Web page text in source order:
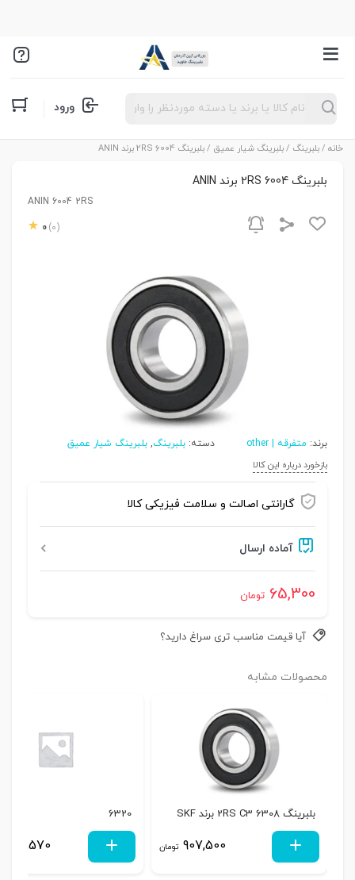
Products
search ورود
خانه /بلبرینگ /بلبرینگ شیار عمیق / بلبرینگ 6004 2RS برند ANIN
بلبرینگ 6004 2RS برند ANIN
ANIN 6004 2RS
0 (0)
برند: متفرقه | other دسته: بلبرینگ, بلبرینگ شیار عمیق
بازخورد درباره این کالا
گارانتی اصالت و سلامت فیزیکی کالا
آماده ارسال
65,300 تومان
آیا قیمت مناسب تری سراغ دارید؟
محصولات مشابه
بلبرینگ 6308 2RS C3 برند SKF
907,500 تومان
6320
2,319,570